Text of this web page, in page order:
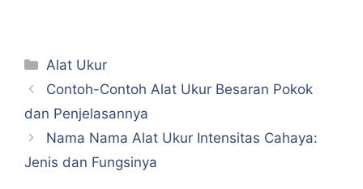
Categories
Alat Ukur
Contoh-Contoh Alat Ukur Besaran Pokok
dan Penjelasannya
Nama Nama Alat Ukur Intensitas Cahaya:
Jenis dan Fungsinya